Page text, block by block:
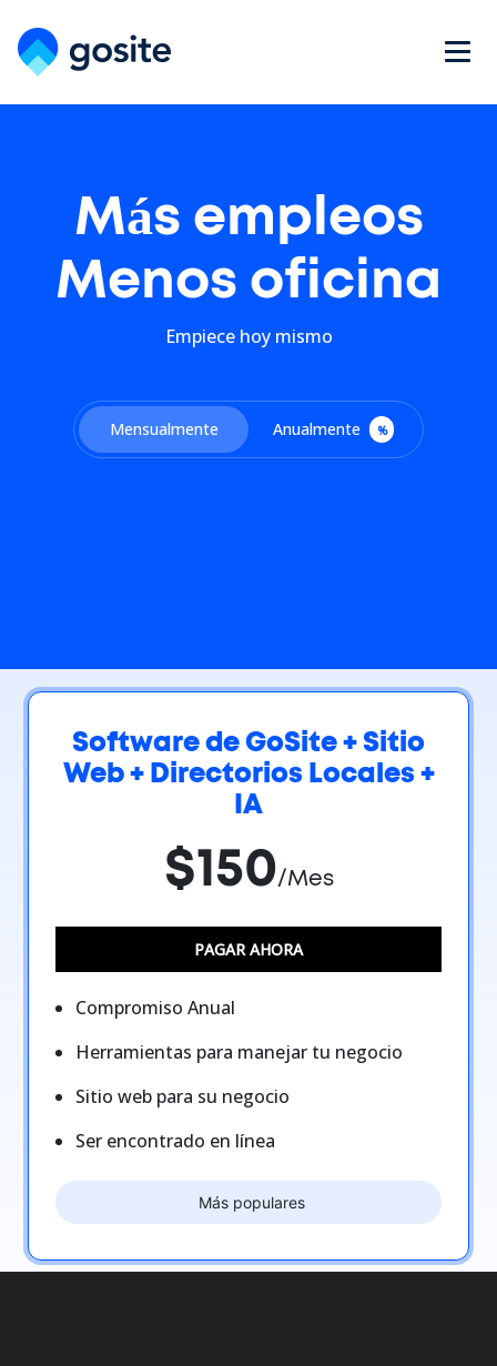
Más empleos
Menos oficina
Empiece hoy mismo
Mensualmente Anualmente %
Software de GoSite + Sitio
Web + Directorios Locales +
IA
$150/Mes
PAGAR AHORA
Compromiso Anual
Herramientas para manejar tu negocio
Sitio web para su negocio
Ser encontrado en línea
Más populares